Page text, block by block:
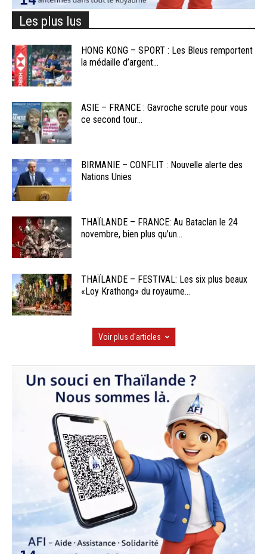
Les plus lus
HONG KONG – SPORT : Les Bleus remportent
la médaille d’argent...
ASIE – FRANCE : Gavroche scrute pour vous
ce second tour...
BIRMANIE – CONFLIT : Nouvelle alerte des
Nations Unies
THAÏLANDE – FRANCE: Au Bataclan le 24
novembre, bien plus qu’un...
THAÏLANDE – FESTIVAL: Les six plus beaux
«Loy Krathong» du royaume...
Voir plus d'articles